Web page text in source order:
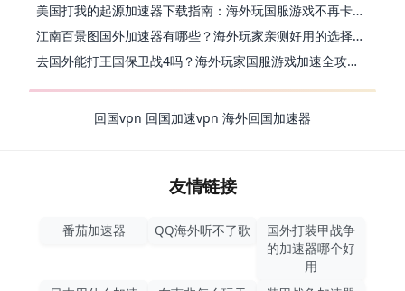
美国打我的起源加速器下载指南：海外玩国服游戏不再卡的终极方案
江南百景图国外加速器有哪些？海外玩家亲测好用的选择与避坑指南
去国外能打王国保卫战4吗？海外玩家国服游戏加速全攻略（附公主连结幻想江湖实测）
回国vpn 回国加速vpn 海外回国加速器
友情链接
番茄加速器 QQ海外听不了歌
国外打装甲战争
的加速器哪个好
用